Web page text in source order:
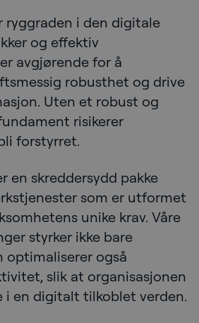
ryggraden i den digitale
og effektiv
avgjørende for å
robusthet og drive
Uten et robust og
risikerer
forstyrret.
en skreddersydd pakke
som er utformet
unike krav. Våre
styrker ikke bare
optimaliserer også
slik at organisasjonen
i en digitalt tilkoblet verden.